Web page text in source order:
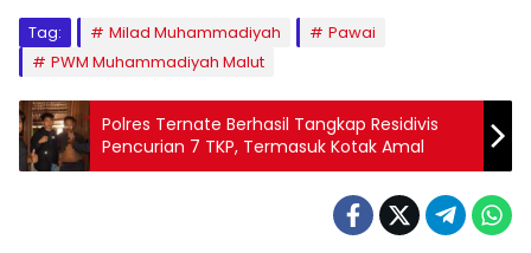
Tag: Milad Muhammadiyah
Pawai
PWM Muhammadiyah Malut
Polres Ternate Berhasil Tangkap Residivis
Pencurian 7 TKP, Termasuk Kotak Amal